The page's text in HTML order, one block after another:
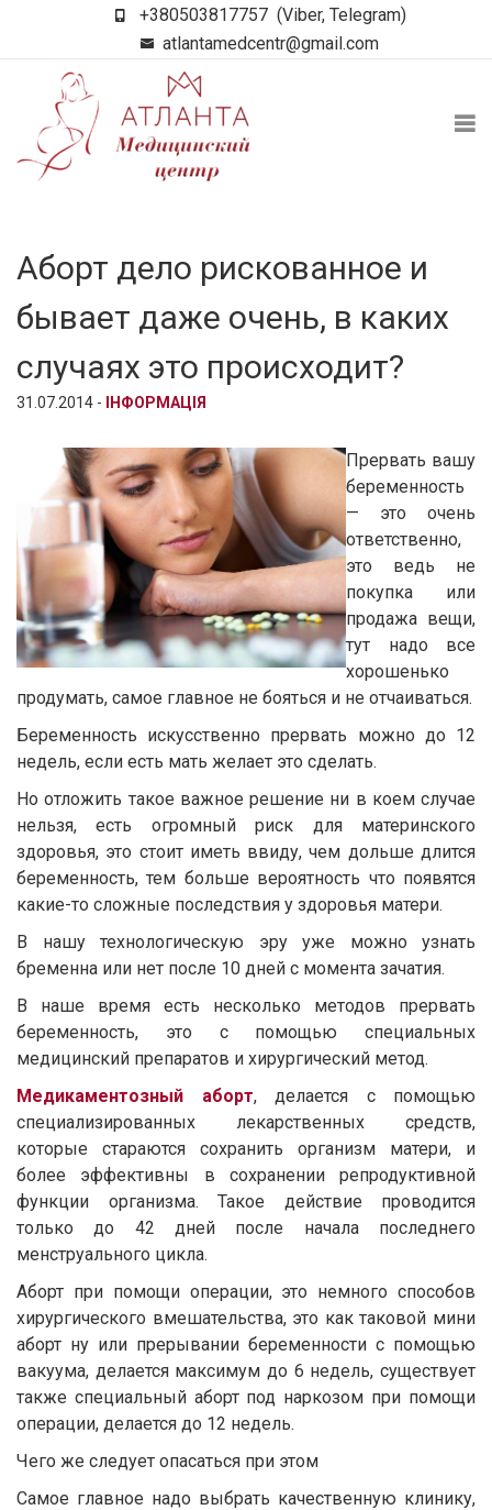
+380503817757 (Viber, Telegram)
atlantamedcentr@gmail.com
Аборт дело рискованное и
бывает даже очень, в каких
случаях это происходит?
31.07.2014 - ІНФОРМАЦІЯ
Прервать вашу
беременность
— это очень
ответственно,
это ведь не
покупка или
продажа вещи,
тут надо все
хорошенько
продумать, самое главное не бояться и не отчаиваться.
Беременность искусственно прервать можно до 12
недель, если есть мать желает это сделать.
Но отложить такое важное решение ни в коем случае
нельзя, есть огромный риск для материнского
здоровья, это стоит иметь ввиду, чем дольше длится
беременность, тем больше вероятность что появятся
какие-то сложные последствия у здоровья матери.
В нашу технологическую эру уже можно узнать
бременна или нет после 10 дней с момента зачатия.
В наше время есть несколько методов прервать
беременность, это с помощью специальных
медицинский препаратов и хирургический метод.
Медикаментозный аборт, делается с помощью
специализированных лекарственных средств,
которые стараются сохранить организм матери, и
более эффективны в сохранении репродуктивной
функции организма. Такое действие проводится
только до 42 дней после начала последнего
менструального цикла.
Аборт при помощи операции, это немного способов
хирургического вмешательства, это как таковой мини
аборт ну или прерывании беременности с помощью
вакуума, делается максимум до 6 недель, существует
также специальный аборт под наркозом при помощи
операции, делается до 12 недель.
Чего же следует опасаться при этом
Самое главное надо выбрать качественную клинику,